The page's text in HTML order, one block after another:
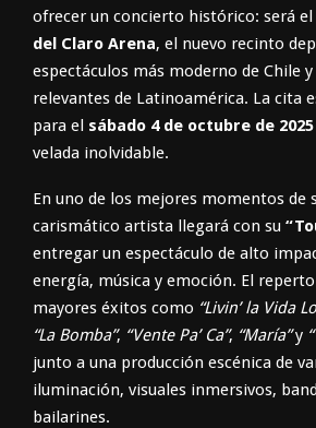
ofrecer un concierto histórico: será el
del Claro Arena, el nuevo recinto
espectáculos más moderno de Chile
relevantes de Latinoamérica. La cita
para el sábado 4 de octubre de 2025
velada inolvidable.
En uno de los mejores momentos de
carismático artista llegará con su
entregar un espectáculo de alto
energía, música y emoción. El
mayores éxitos como “Livin’ la Vida
“La Bomba”, “Vente Pa’ Ca”, “María”y
junto a una producción escénica de
iluminación, visuales inmersivos,
bailarines.